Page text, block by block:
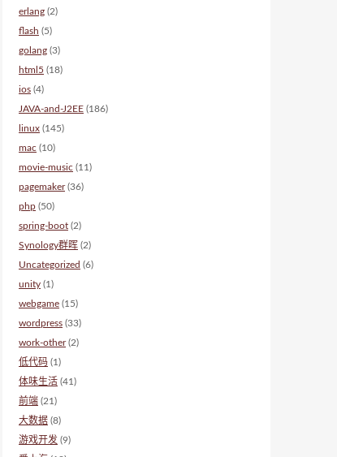
erlang (2)
flash (5)
golang (3)
html5 (18)
ios (4)
JAVA-and-J2EE (186)
linux (145)
mac (10)
movie-music (11)
pagemaker(36)
php (50)
spring-boot (2)
Synology群晖 (2)
Uncategorized (6)
unity (1)
webgame (15)
wordpress (33)
work-other(2)
低代码 (1)
体味生活 (41)
前端 (21)
大数据 (8)
游戏开发 (9)